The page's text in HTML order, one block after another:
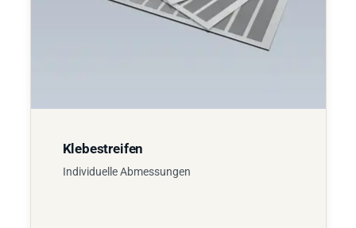
Klebestreifen
Individuelle Abmessungen